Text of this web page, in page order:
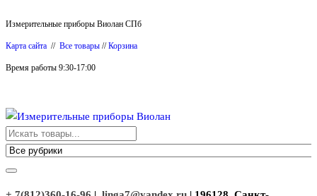
к
содержимому
Измерительные приборы Виолан СПб
Карта сайта // Все товары //Корзина
Время работы 9:30-17:00
Измерительные приборы Виолан